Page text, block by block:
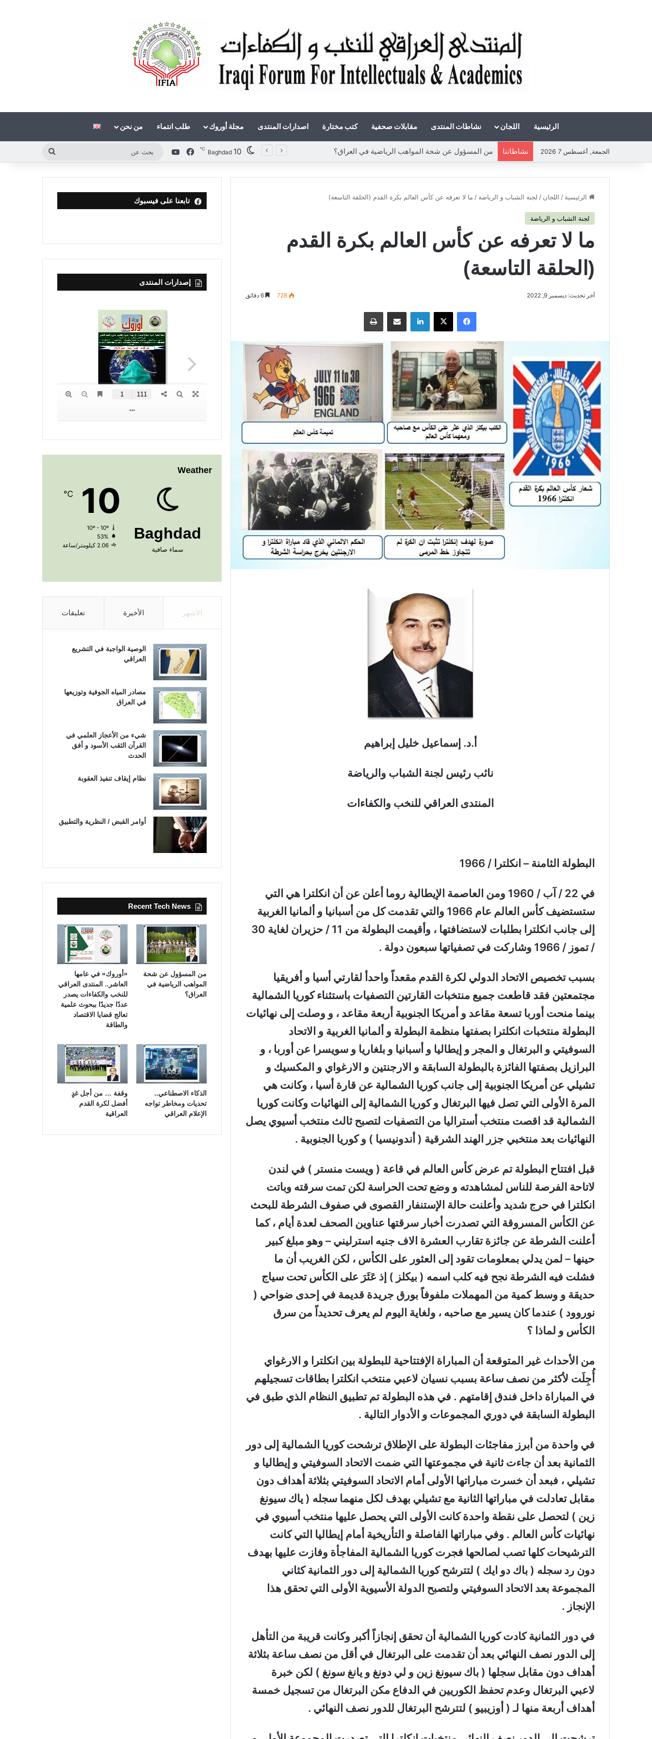
الرئيسية اللجان نشاطات المنتدى مقابلات صحفية كتب مختارة اصدارات المنتدى مجلة أوروك طلب انتماء من نحن
الجمعة, أغسطس 7 2026 نشاطاتنا من المسؤول عن شحة المواهب الرياضية في العراق؟ Baghdad 10
℃ فيسبوك‫YouTube
الرئيسية / اللجان / لجنة الشباب و الرياضة / ما لا تعرفه عن كأس العالم بكرة القدم (الحلقة التاسعة)
لجنة الشباب و الرياضة
ما لا تعرفه عن كأس العالم بكرة القدم
(الحلقة التاسعة)
آخر تحديث: ديسمبر 9, 2022 728
فيسبوك لينكدإن
أ.د. إسماعيل خليل إبراهيم
نائب رئيس لجنة الشباب والرياضة
المنتدى العراقي للنخب والكفاءات
البطولة الثامنة – انكلترا / 1966
في 22 / آب / 1960 ومن العاصمة الإيطالية روما أعلن عن أن انكلترا هي التي
ستستضيف كأس العالم عام 1966 والتي تقدمت كل من أسبانيا و ألمانيا الغربية
إلى جانب انكلترا بطلبات لاستضافتها ، وأقيمت البطولة من 11 / حزيران لغاية 30
/ تموز / 1966 وشاركت في تصفياتها سبعون دولة .
بسبب تخصيص الاتحاد الدولي لكرة القدم مقعداً واحدأ لقارتي أسيا و أفريقيا
مجتمعتين فقد قاطعت جميع منتخبات القارتين التصفيات باستثناء كوريا الشمالية
بينما منحت أوربا تسعة مقاعد و أمريكا الجنوبية أربعة مقاعد ، و وصلت إلى نهائيات
البطولة منتخبات انكلترا بصفتها منظمة البطولة و ألمانيا الغربية و الاتحاد
السوفيتي و البرتغال و المجر و إيطاليا و أسبانيا و بلغاريا و سويسرا عن أوربا ، و
البرازيل بصفتها الفائزة بالبطولة السابقة و الارجنتين و الارغواي و المكسيك و
تشيلي عن أمريكا الجنوبية إلى جانب كوريا الشمالية عن قارة أسيا ، وكانت هي
المرة الأولى التي تصل فيها البرتغال و كوريا الشمالية إلى النهائيات وكانت كوريا
الشمالية قد اقصت منتخب أستراليا من التصفيات لتصبح ثالث منتخب أسيوي يصل
النهائيات بعد منتخبي جزر الهند الشرقية ( أندونيسيا ) و كوريا الجنوبية .
قبل افتتاح البطولة تم عرض كأس العالم في قاعة ( ويست منستر ) في لندن
لاتاحة الفرصة للناس لمشاهدته و وضع تحت الحراسة لكن تمت سرقته وباتت
انكلترا في حرج شديد وأعلنت حالة الإستنفار القصوى في صفوف الشرطة للبحث
عن الكأس المسروقة التي تصدرت أخبار سرقتها عناوين الصحف لعدة أيام ، كما
أعلنت الشرطة عن جائزة تقارب العشرة الاف جنيه استرليني – وهو مبلغ كبير
حينها – لمن يدلي بمعلومات تقود إلى العثور على الكأس ، لكن الغريب أن ما
فشلت فيه الشرطة نجح فيه كلب اسمه ( بيكلز ) إذ عَثَرَ على الكأس تحت سياج
حديقة و وسط كمية من المهملات ملفوفاً بورق جريدة قديمة في إحدى ضواحي (
نوروود ) عندما كان يسير مع صاحبه ، ولغاية اليوم لم يعرف تحديداً من سرق
الكأس و لماذا ؟
من الأحداث غير المتوقعة أن المباراة الإفتتاحية للبطولة بين انكلترا و الارغواي
أُجِلَت لأكثر من نصف ساعة بسبب نسيان لاعبي منتخب انكلترا بطاقات تسجيلهم
في المباراة داخل فندق إقامتهم . في هذه البطولة تم تطبيق النظام الذي طبق في
البطولة السابقة في دوري المجموعات و الأدوار التالية .
في واحدة من أبرز مفاجئات البطولة على الإطلاق ترشحت كوريا الشمالية إلى دور
الثمانية بعد أن جاءت ثانية في مجموعتها التي ضمت الاتحاد السوفيتي و إيطاليا و
تشيلي ، فبعد أن خسرت مباراتها الأولى أمام الاتحاد السوفيتي بثلاثة أهداف دون
مقابل تعادلت في مباراتها الثانية مع تشيلي بهدف لكل منهما سجله ( ياك سيونغ
زين ) لتحصل على نقطة واحدة كانت الأولى التي يحصل عليها منتخب أسيوي في
نهائيات كأس العالم . وفي مباراتها الفاصلة و التأريخية أمام إيطاليا التي كانت
الترشيحات كلها تصب لصالحها فجرت كوريا الشمالية المفاجأة وفازت عليها بهدف
دون رد سجله ( باك دو ايك ) لتترشح كوريا الشمالية إلى دور الثمانية كثاني
المجموعة بعد الاتحاد السوفيتي ولتصبح الدولة الأسيوية الأولى التي تحقق هذا
الإنجاز .
في دور الثمانية كادت كوريا الشمالية أن تحقق إنجازاً أكبر وكانت قريبة من التأهل
إلى الدور نصف النهائي بعد أن تقدمت على البرتغال في أقل من نصف ساعة بثلاثة
أهداف دون مقابل سجلها ( باك سيونغ زين و لي دونغ و يانغ سونغ ) لكن خبرة
لاعبي البرتغال وعدم تحفظ الكوريين في الدفاع مكن البرتغال من تسجيل خمسة
أهداف أربعة منها لـ ( أوزيبيو ) لتترشح البرتغال للدور نصف النهائي .
تابعنا على فيسبوك
إصدارات المنتدى
Weather
Baghdad
سماء صافية
10
℃
10º - 10º
53%
2.06 كيلومتر/ساعة
الأشهر الأخيرة تعليقات
الوصية الواجبة في التشريع
العراقي
مصادر المياه الجوفية وتوزيعها
في العراق
شيء من الأعجاز العلمي في
القرآن الثقب الأسود و أفق
الحدث
نظام إيقاف تنفيذ العقوبة
أوامر القبض / النظرية والتطبيق
Recent Tech News
من المسؤول عن شحة
المواهب الرياضية في
العراق؟
«أوروك» في عامها
العاشر.. المنتدى العراقي
للنخب والكفاءات يصدر
عددًا جديدًا ببحوث علمية
تعالج قضايا الاقتصاد
والطاقة
الذكاء الاصطناعي..
تحديات ومخاطر تواجه
الإعلام العراقي
وقفة … من أجل غدٍ
أفضل لكرة القدم
العراقية